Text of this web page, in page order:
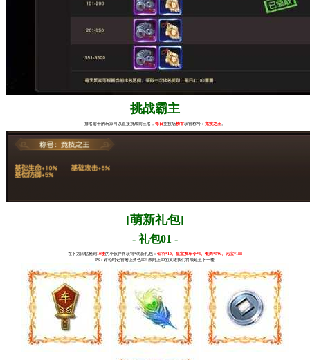
挑战霸主
排名前十的玩家可以直接挑战前三名， 每日竞技场榜首获得称号： 竞技之王
[萌新礼包]
- 礼包01 -
在下方回帖抢到10楼的小伙伴将获得*萌新礼包： 仙羽*10、皇室换车令*3、银两*5W、元宝*188
PS：评论时记得附上角色ID! 未附上ID的英雄我们将顺延至下一楼